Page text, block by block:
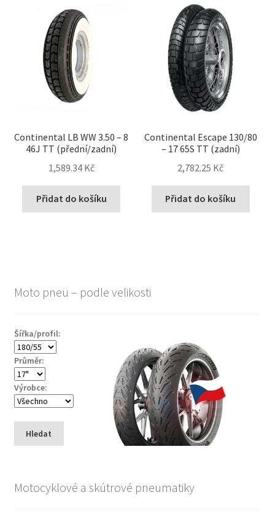
Continental LB WW 3.50 – 8
46J TT (přední/zadní)
1,589.34 Kč
Přidat do košíku
Continental Escape 130/80
– 17 65S TT (zadní)
2,782.25 Kč
Přidat do košíku
Moto pneu – podle velikosti
Šířka/profil:
Průměr:
Výrobce:
Hledat
Motocyklové a skútrové pneumatiky